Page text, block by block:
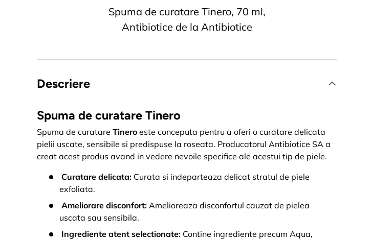
Spuma de curatare Tinero, 70 ml,
Antibiotice de la Antibiotice
Descriere
Spuma de curatare Tinero
Spuma de curatare Tinero este conceputa pentru a oferi o curatare delicata
pielii uscate, sensibile si predispuse la roseata. Producatorul Antibiotice SA a
creat acest produs avand in vedere nevoile specifice ale acestui tip de piele.
Curatare delicata: Curata si indeparteaza delicat stratul de piele
exfoliata.
Ameliorare disconfort: Amelioreaza disconfortul cauzat de pielea
uscata sau sensibila.
Ingrediente atent selectionate: Contine ingrediente precum Aqua,